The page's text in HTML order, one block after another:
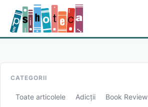
CATEGORII
Toate articolele Adicții Book Review